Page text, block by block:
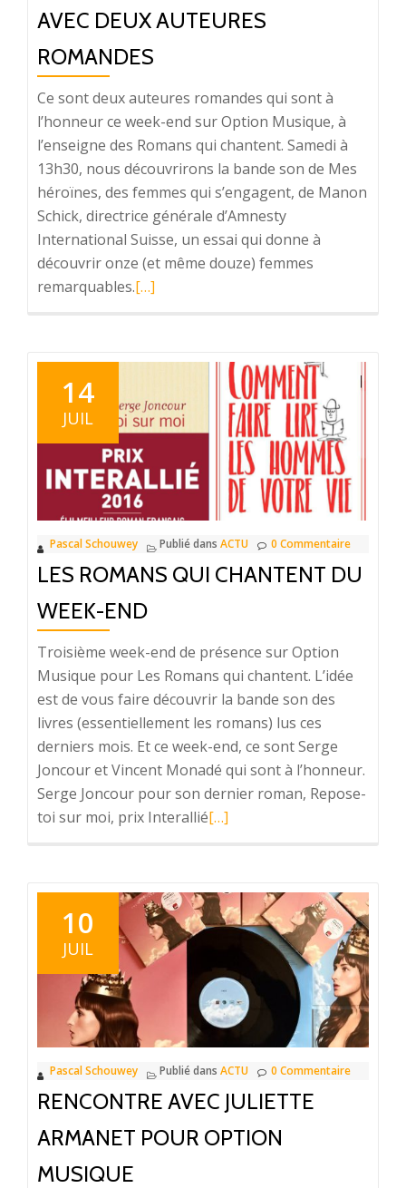
septembre
Lausanne
AVEC DEUX AUTEURES
ROMANDES
Ce sont deux auteures romandes qui sont à
l’honneur ce week-end sur Option Musique, à
l’enseigne des Romans qui chantent. Samedi à
13h30, nous découvrirons la bande son de Mes
héroïnes, des femmes qui s’engagent, de Manon
Schick, directrice générale d’Amnesty
International Suisse, un essai qui donne à
découvrir onze (et même douze) femmes
remarquables.En
surLes
qui
chantent
avec
deux
auteures
romandes
[…]
14
JUIL
Pascal Schouwey Publié dans ACTU 0 Commentaire
LES ROMANS QUI CHANTENT DU
WEEK-END
Troisième week-end de présence sur Option
Musique pour Les Romans qui chantent. L’idée
est de vous faire découvrir la bande son des
livres (essentiellement les romans) lus ces
derniers mois. Et ce week-end, ce sont Serge
Joncour et Vincent Monadé qui sont à l’honneur.
Serge Joncour pour son dernier roman, Repose-
toi sur moi, prix InteralliéEn
surLes
Romans
qui
du
week-
end
[…]
10
JUIL
Pascal Schouwey Publié dans ACTU 0 Commentaire
RENCONTRE AVEC JULIETTE
ARMANET POUR OPTION
MUSIQUE